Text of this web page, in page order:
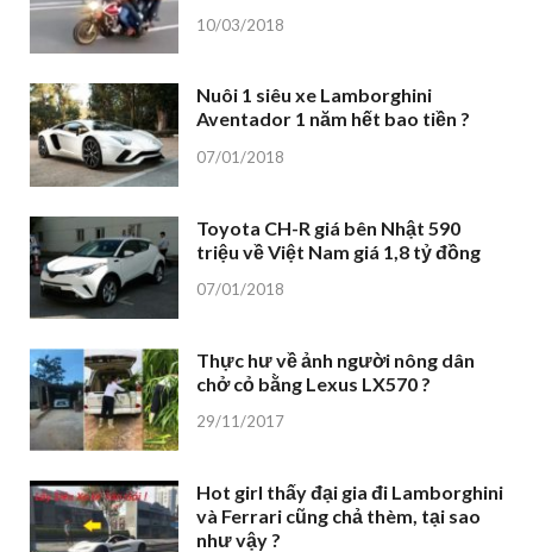
10/03/2018
Nuôi 1 siêu xe Lamborghini
Aventador 1 năm hết bao tiền ?
07/01/2018
Toyota CH-R giá bên Nhật 590
triệu về Việt Nam giá 1,8 tỷ đồng
07/01/2018
Thực hư về ảnh người nông dân
chở cỏ bằng Lexus LX570 ?
29/11/2017
Hot girl thấy đại gia đi Lamborghini
và Ferrari cũng chả thèm, tại sao
như vậy ?